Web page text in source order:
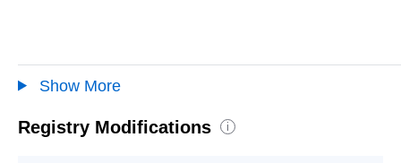
Show More
Registry Modifications i